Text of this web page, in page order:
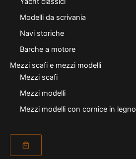
Modelli da scrivania
Navi storiche
Barche a motore
Mezzi scafi e mezzi modelli
Mezzi scafi
Mezzi modelli
Mezzi modelli con cornice in legno